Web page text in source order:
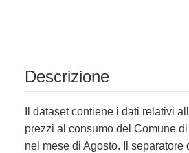
Descrizione
Il dataset contiene i dati relativi
prezzi al consumo del Comune
nel mese di Agosto. Il separatore